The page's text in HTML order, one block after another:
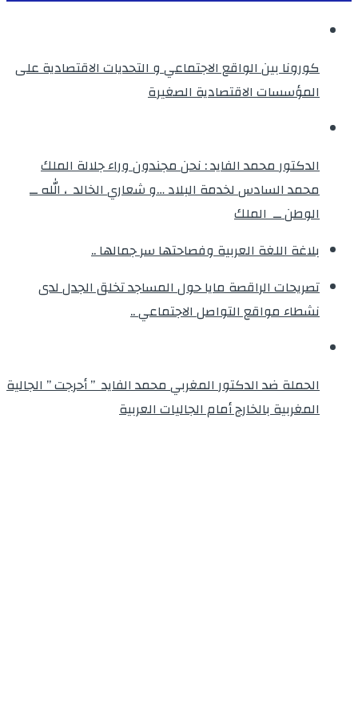
كورونا بين الواقع الاجتماعي و التحديات الاقتصادية على
المؤسسات الاقتصادية الصغيرة
الدكتور محمد الفايد : نحن مجندون وراء جلالة الملك
محمد السادس لخدمة البلاد …و شعاري الخالد ، الله ــ
الوطن ــ الملك
بلاغة اللغة العربية وفصاحتها سر جمالها ..
تصريحات الراقصة مايا حول المساجد تخلق الجدل لدى
نشطاء مواقع التواصل الاجتماعي ..
الحملة ضد الدكتور المغربي محمد الفايد ” أحرجت ” الجالية
المغربية بالخارج أمام الجاليات العربية